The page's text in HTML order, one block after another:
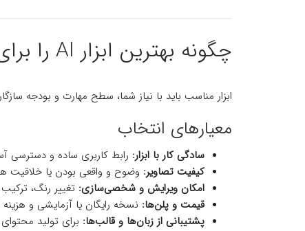
چگونه بهترین ابزار AI را برای تولید تصویر انتخاب کنیم؟
ابزار مناسب باید با نیاز شما، سطح مهارت و بودجه
معیارهای انتخاب
سادگی کار با ابزار: رابط کاربری ساده و دسترسی
کیفیت تصاویر: وضوح و واقعی بودن یا خلاقیت
امکان ویرایش و شخصی‌سازی: تغییر رنگ،
قیمت و پلن‌ها: نسخه رایگان یا آزمایشی و
پشتیبانی از زبان‌ها و قالب‌ها: برای تولید محتوای